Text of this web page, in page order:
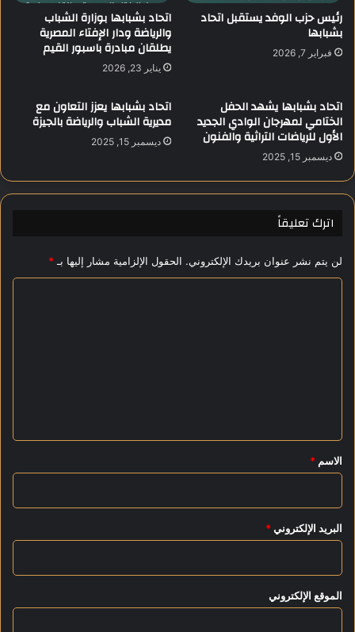
م
ي
ر
م
ن
1
%
ه
ا
ي
إ
ر
ا
د
ا
ت
ر
ة
ا
آ
م
ن
خ
ل
ا
رئيس حزب الوفد يستقبل اتحاد
بشبابها
فبراير 7, 2026
اتحاد بشبابها بوزارة الشباب
والرياضة ودار الإفتاء المصرية
يطلقان مبادرة باسبور القيم
يناير 23, 2026
اتحاد بشبابها يشهد الحفل
الختامي لمهرجان الوادي الجديد
الأول للرياضات التراثية والفنون
ديسمبر 15, 2025
اتحاد بشبابها يعزز التعاون مع
مديرية الشباب والرياضة بالجيزة
ديسمبر 15, 2025
اترك تعليقاً
لن يتم نشر عنوان بريدك الإلكتروني. الحقول الإلزامية مشار إليها بـ *
*
الاسم *
البريد الإلكتروني *
الموقع الإلكتروني